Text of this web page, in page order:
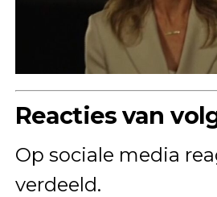
Reacties van
Op sociale media
verdeeld.